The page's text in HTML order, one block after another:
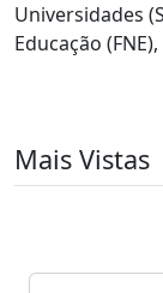
Universidades
Educação
Mais Vistas